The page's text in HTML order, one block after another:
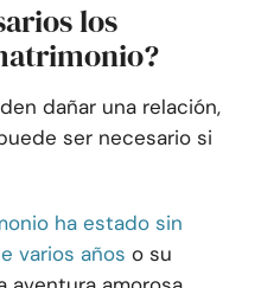
los
dañar una relación,
ser necesario si
ha estado sin
varios años o su